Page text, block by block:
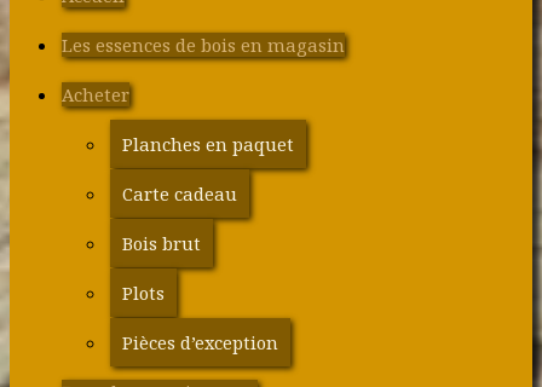
Les essences de bois en magasin
Acheter
Planches en paquet
Carte cadeau
Bois brut
Plots
Pièces d’exception